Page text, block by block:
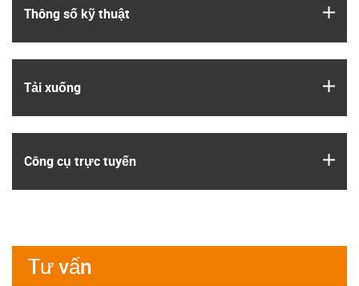
Thông số kỹ thuật
Tải xuống
Công cụ trực tuyến
Tư vấn